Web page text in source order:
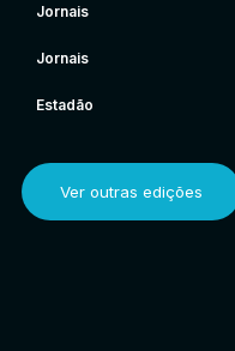
Jornais
Jornais
Estadão
Ver outras edições